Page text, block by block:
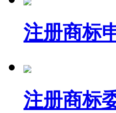
注册商标
注册商标